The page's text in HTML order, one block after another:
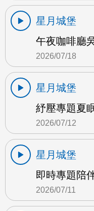
星月城堡
午夜咖啡廳
2026/07/18
星月城堡
紓壓專題夏
2026/07/12
星月城堡
即時專題陪
2026/07/11